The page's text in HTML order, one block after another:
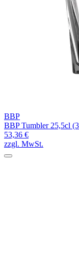
BBP
BBP Tumbler 25,5cl
53,36 €
zzgl. MwSt.